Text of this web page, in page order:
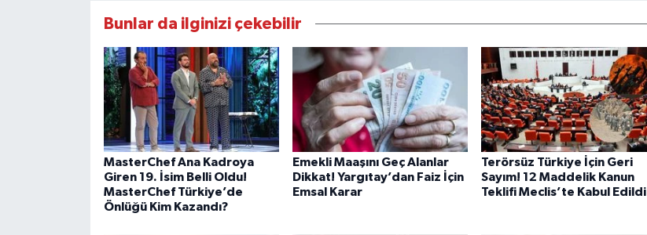
Bunlar da ilginizi çekebilir
MasterChef Ana Kadroya
Giren 19. İsim Belli Oldu!
MasterChef Türkiye’de
Önlüğü Kim Kazandı?
Emekli Maaşını Geç Alanlar
Dikkat! Yargıtay’dan Faiz İçin
Emsal Karar
Terörsüz Türkiye İçin Geri
Sayım! 12 Maddelik Kanun
Teklifi Meclis’te Kabul Edildi